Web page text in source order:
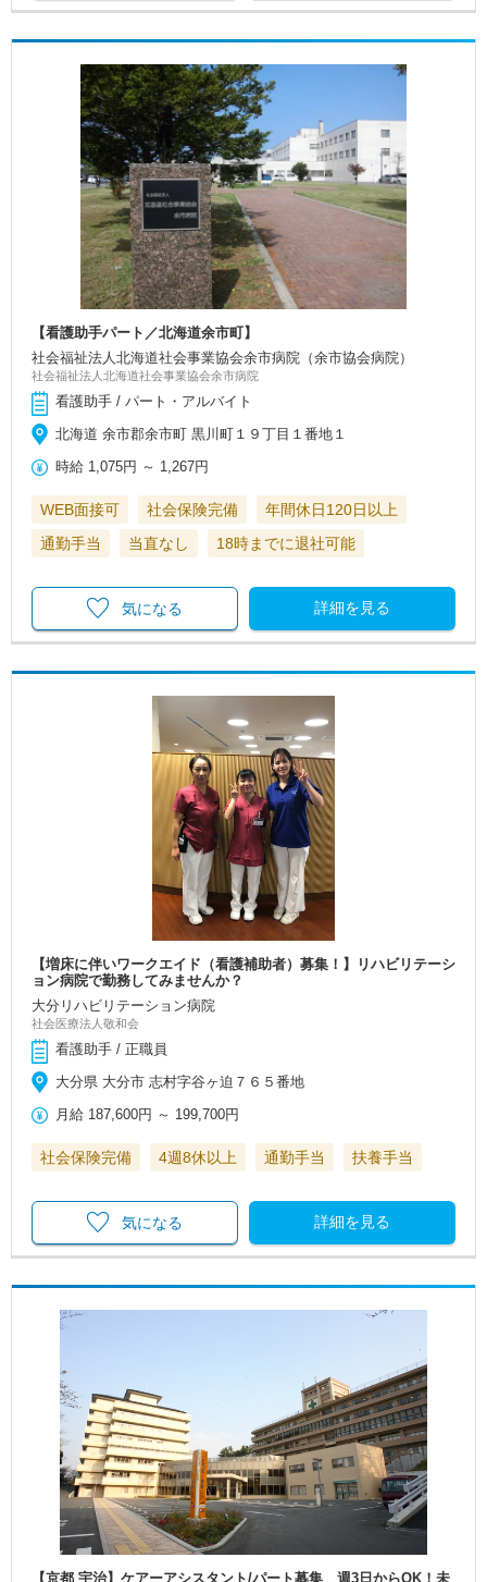
【看護助手パート／北海道余市町】
社会福祉法人北海道社会事業協会余市病院（余市協会病院）
社会福祉法人北海道社会事業協会余市病院
看護助手 / パート・アルバイト
北海道 余市郡余市町 黒川町１９丁目１番地１
時給 1,075円 ～ 1,267円
WEB面接可 社会保険完備
年間休日120日以上
通勤手当
当直なし 18時までに退社可能
詳細を見る
気になる
【増床に伴いワークエイド（看護補助者）募集！】リハビリテーシ
ョン病院で勤務してみませんか？
大分リハビリテーション病院
社会医療法人敬和会
看護助手 / 正職員
大分県 大分市 志村字谷ヶ迫７６５番地
月給 187,600円 ～ 199,700円
社会保険完備 4週8休以上 通勤手当 扶養手当
詳細を見る
気になる
【京都 宇治】ケアーアシスタント/パート募集 週3日からOK！未